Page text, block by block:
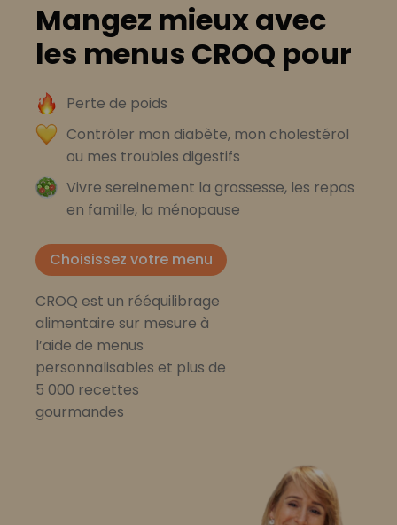
Mangez mieux avec
les menus CROQ pour
Perte de poids
Contrôler mon diabète, mon cholestérol
ou mes troubles digestifs
Vivre sereinement la grossesse, les repas
en famille, la ménopause
Choisissez votre menu
CROQ est un rééquilibrage
alimentaire sur mesure à
l’aide de menus
personnalisables et plus de
5 000 recettes
gourmandes